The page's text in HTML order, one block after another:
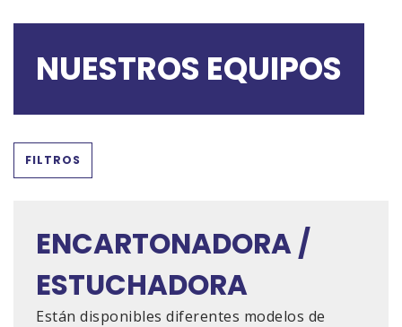
NUESTROS EQUIPOS
FILTROS
ENCARTONADORA /
ESTUCHADORA
Están disponibles diferentes modelos de